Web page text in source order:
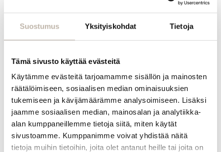
Suostumus Yksityiskohdat Tietoja
Tämä sivusto käyttää evästeitä
Käytämme evästeitä tarjoamamme sisällön ja mainosten
räätälöimiseen, sosiaalisen median ominaisuuksien
tukemiseen ja kävijämäärämme analysoimiseen. Lisäksi
jaamme sosiaalisen median, mainosalan ja analytiikka-
alan kumppaneillemme tietoja siitä, miten käytät
sivustoamme. Kumppanimme voivat yhdistää näitä
tietoja muihin tietoihin, joita olet antanut heille tai joita on
Käyttö:
Suihkuta
kosteisiin hiuksiin
ennen
runsasta
volyymia ja
tekstuuria.
Kuiviin hiuksiin
voimakkaamman
lopputuloksen
aikaansaamiseksi.